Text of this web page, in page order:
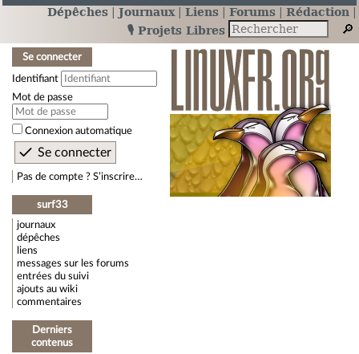
Dépêches Journaux Liens Forums
Rédaction
🎙️ Projets Libres
Se connecter
Identifiant
Mot de passe
Connexion automatique
Pas de compte ? S’inscrire…
surf33
journaux
dépêches
liens
messages sur les forums
entrées du suivi
ajouts au wiki
commentaires
Derniers
contenus